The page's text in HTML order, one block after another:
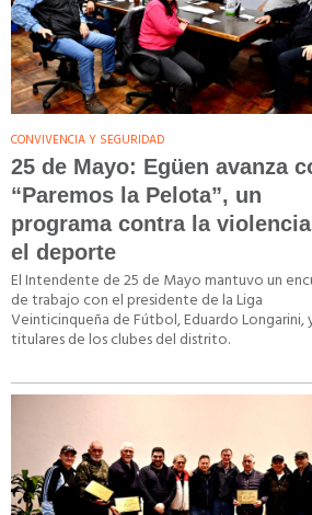
CONVIVENCIA Y SEGURIDAD
25 de Mayo: Egüen avanza
“Paremos la Pelota”, un
programa contra la
el deporte
El Intendente de 25 de Mayo mantuvo un
de trabajo con el presidente de la Liga
Veinticinqueña de Fútbol, Eduardo Longarini,
titulares de los clubes del distrito.